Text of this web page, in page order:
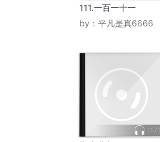
111.一百一十一
by： 平凡是真6666
1171